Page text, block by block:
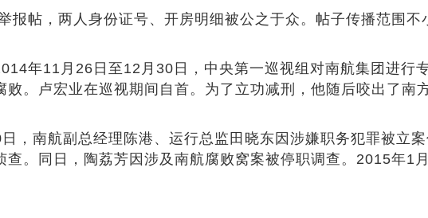
报帖，两人身份证号、开房明细被公之于众。帖子传播范围
年11月26日至12月30日，中央第一巡视组对南航集团进行
。卢宏业在巡视期间自首。为了立功减刑，他随后咬出了南
，南航副总经理陈港、运行总监田晓东因涉嫌职务犯罪被立
。同日，陶荔芳因涉及南航腐败窝案被停职调查。2015年1